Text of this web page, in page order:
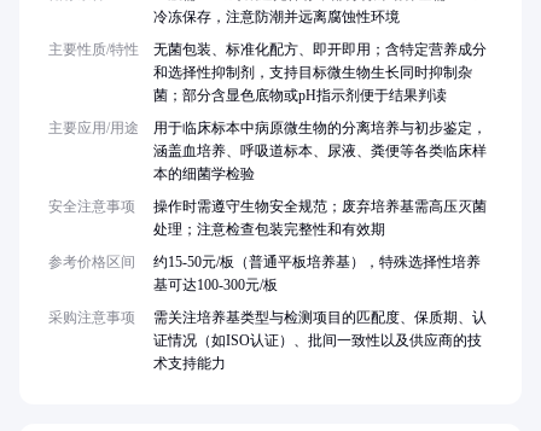
冷冻保存，注意防潮并远离腐蚀性环境
主要性质/特性
无菌包装、标准化配方、即开即用；含特定营养成分
和选择性抑制剂，支持目标微生物生长同时抑制杂
菌；部分含显色底物或pH指示剂便于结果判读
主要应用/用途
用于临床标本中病原微生物的分离培养与初步鉴定，
涵盖血培养、呼吸道标本、尿液、粪便等各类临床样
本的细菌学检验
安全注意事项
操作时需遵守生物安全规范；废弃培养基需高压灭菌
处理；注意检查包装完整性和有效期
参考价格区间
约15-50元/板（普通平板培养基），特殊选择性培养
基可达100-300元/板
采购注意事项
需关注培养基类型与检测项目的匹配度、保质期、认
证情况（如ISO认证）、批间一致性以及供应商的技
术支持能力